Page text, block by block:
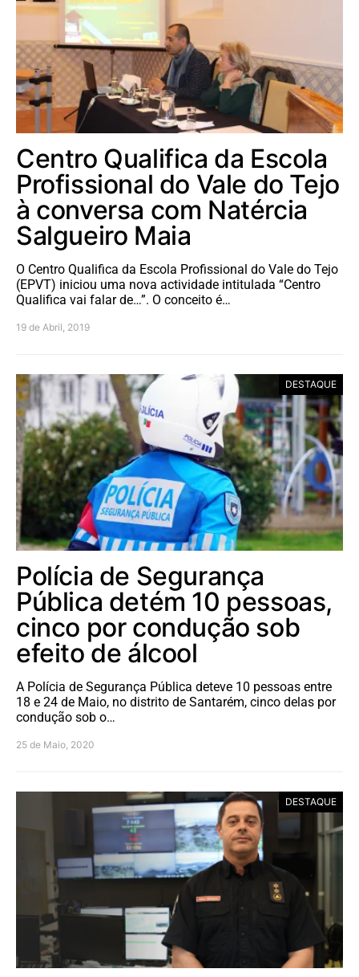
Centro Qualifica da Escola
Profissional do Vale do Tejo
à conversa com Natércia
Salgueiro Maia
O Centro Qualifica da Escola Profissional do Vale do Tejo
(EPVT) iniciou uma nova actividade intitulada “Centro
Qualifica vai falar de…”. O conceito é…
19 de Abril, 2019
DESTAQUE
Polícia de Segurança
Pública detém 10 pessoas,
cinco por condução sob
efeito de álcool
A Polícia de Segurança Pública deteve 10 pessoas entre
18 e 24 de Maio, no distrito de Santarém, cinco delas por
condução sob o…
25 de Maio, 2020
DESTAQUE